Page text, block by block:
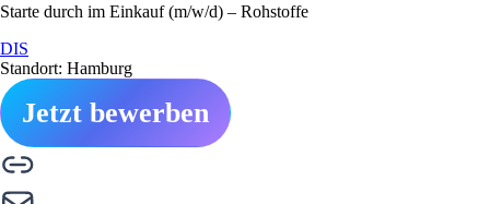
Starte durch im Einkauf (m/w/d) – Rohstoffe
DIS
Standort: Hamburg
Jetzt bewerben